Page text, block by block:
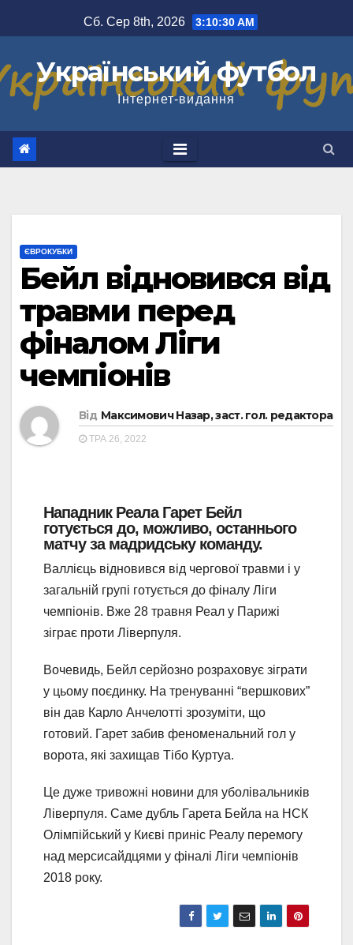
до
Сб. Сер 8th, 2026 3:10:30 AM
Український футбол
Інтернет-видання
ЄВРОКУБКИ
Бейл відновився від
травми перед
фіналом Ліги
чемпіонів
Від Максимович Назар, заст. гол. редактора
ТРА 26, 2022
Нападник Реала Гарет Бейл
готується до, можливо, останнього
матчу за мадридську команду.
Валлієць відновився від чергової травми і у
загальній групі готується до фіналу Ліги
чемпіонів. Вже 28 травня Реал у Парижі
зіграє проти Ліверпуля.
Вочевидь, Бейл серйозно розраховує зіграти
у цьому поєдинку. На тренуванні “вершкових”
він дав Карло Анчелотті зрозуміти, що
готовий. Гарет забив феноменальний гол у
ворота, які захищав Тібо Куртуа.
Це дуже тривожні новини для уболівальників
Ліверпуля. Саме дубль Гарета Бейла на НСК
Олімпійський у Києві приніс Реалу перемогу
над мерсисайдцями у фіналі Ліги чемпіонів
2018 року.